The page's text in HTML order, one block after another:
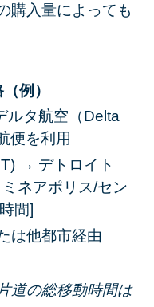
購入量によっても
例）
ルタ航空（Delta
便を利用
→ デトロイト
ネアポリス/セン
間]
は他都市経由
道の総移動時間は